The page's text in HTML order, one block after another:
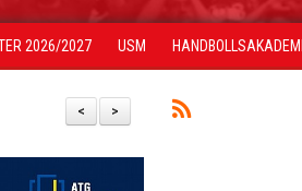
2026/2027 USM
>
<